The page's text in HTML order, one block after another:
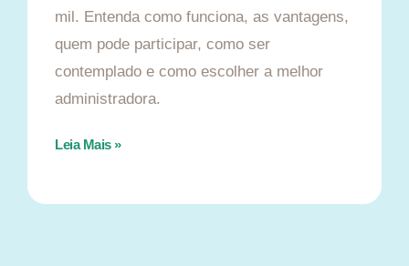
mil. Entenda como funciona, as vantagens,
quem pode participar, como ser
contemplado e como escolher a melhor
administradora.
Leia Mais »